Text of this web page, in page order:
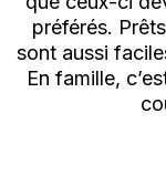
préférés.
sont aussi
En famille,